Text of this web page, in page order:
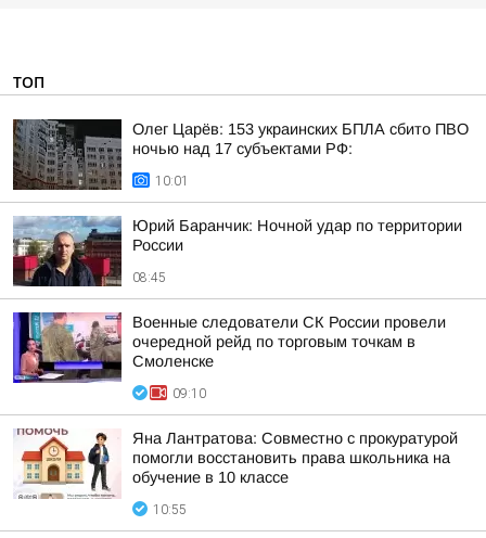
ТОП
Олег Царёв: 153 украинских БПЛА сбито ПВО
ночью над 17 субъектами РФ:
10:01
Юрий Баранчик: Ночной удар по территории
России
08:45
Военные следователи СК России провели
очередной рейд по торговым точкам в
Смоленске
09:10
Яна Лантратова: Совместно с прокуратурой
помогли восстановить права школьника на
обучение в 10 классе
10:55